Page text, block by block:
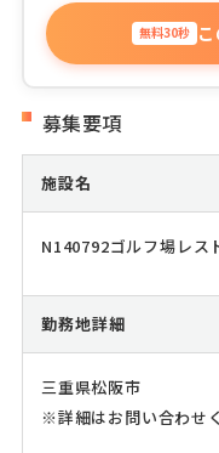
無料30秒
募集要項
施設名
N140792ゴルフ場レス
勤務地詳細
三重県松阪市
※詳細はお問い合わせ